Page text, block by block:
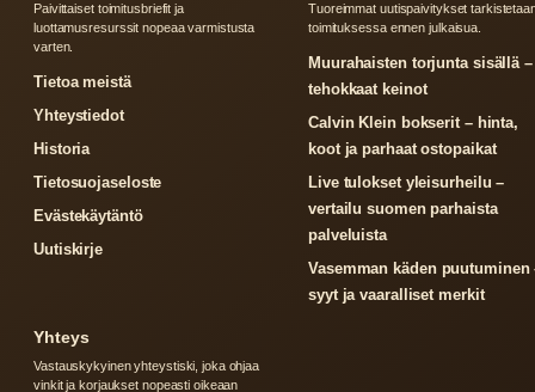
Paivittaiset toimitusbriefit ja
luottamusresurssit nopeaa varmistusta
varten.
Tietoa meistä
Yhteystiedot
Historia
Tietosuojaseloste
Evästekäytäntö
Uutiskirje
Tuoreimmat uutispaivitykset
toimituksessa ennen julkaisua.
Muurahaisten torjunta sisällä –
tehokkaat keinot
Calvin Klein bokserit – hinta,
koot ja parhaat ostopaikat
Live tulokset yleisurheilu –
vertailu suomen parhaista
palveluista
Vasemman käden puutuminen
syyt ja vaaralliset merkit
Yhteys
Vastauskykyinen yhteystiski, joka ohjaa
vinkit ja korjaukset nopeasti oikeaan